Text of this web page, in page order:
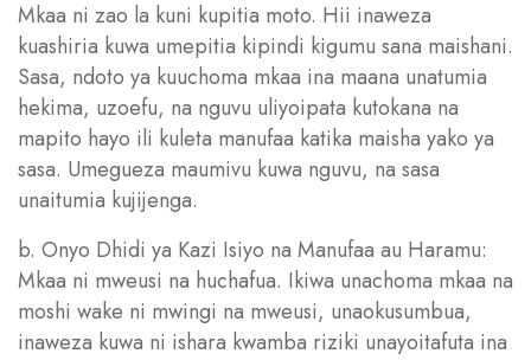
Mkaa ni zao la kuni kupitia moto. Hii inaweza
kuashiria kuwa umepitia kipindi kigumu sana maishani.
Sasa, ndoto ya kuuchoma mkaa ina maana unatumia
hekima, uzoefu, na nguvu uliyoipata kutokana na
mapito hayo ili kuleta manufaa katika maisha yako ya
sasa. Umegueza maumivu kuwa nguvu, na sasa
unaitumia kujijenga.
b. Onyo Dhidi ya Kazi Isiyo na Manufaa au Haramu:
Mkaa ni mweusi na huchafua. Ikiwa unachoma mkaa na
moshi wake ni mwingi na mweusi, unaokusumbua,
inaweza kuwa ni ishara kwamba riziki unayoitafuta ina